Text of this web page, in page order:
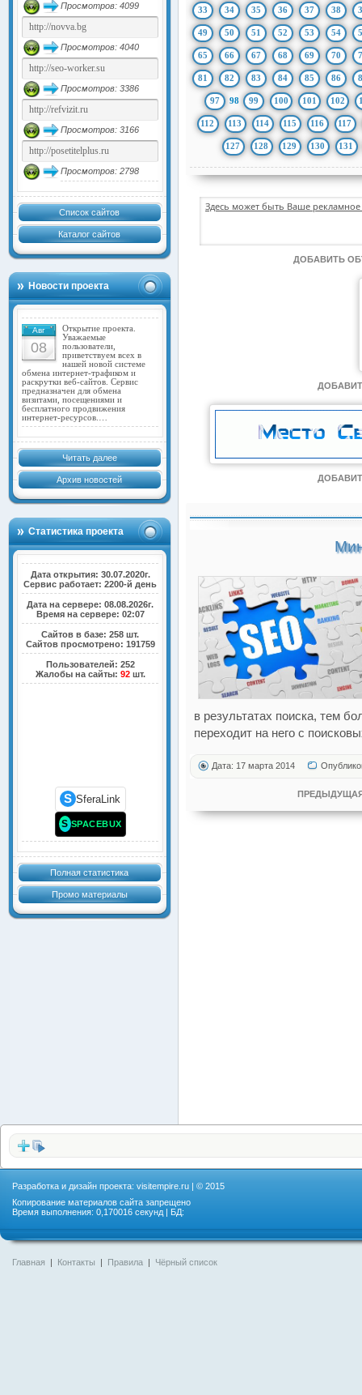
Просмотров: 4099
Просмотров: 4040
Просмотров: 3386
Просмотров: 3166
Просмотров: 2798
Список сайтов
Каталог сайтов
Новости проекта
Авг
08
Открытие проекта.
Уважаемые
пользователи,
приветствуем всех в
нашей новой системе
обмена интернет-трафиком и
раскрутки веб-сайтов. Сервис
предназначен для обмена
визитами, посещениями и
бесплатного продвижения
интернет-ресурсов.…
Читать далее
Архив новостей
Статистика проекта
Дата открытия: 30.07.2020г.
Сервис работает: 2200-й день
Дата на сервере: 08.08.2026г.
Время на сервере: 02:07
Сайтов в базе: 258 шт.
Сайтов просмотрено: 191759
Пользователей: 252
Жалобы на сайты: 92шт.
S SferaLink
S SPACEBUX
Полная статистика
Промо материалы
33 34 35 36 37 38
49 50 51 52 53 54
65 66 67 68 69 70
81 82 83 84 85 86
97 98 99 100 101 102
112 113 114 115 116 117
127 128 129 130 131
Здесь может быть Ваше
ДОБАВИТЬ
в результатах поиска, тем
переходит на него с
Дата: 17 марта 2014
Разработка и дизайн проекта: visitempire.ru | © 2015
Копирование материалов сайта запрещено
Время выполнения: 0,170016 секунд | БД:
Главная | Контакты | Правила | Чёрный список